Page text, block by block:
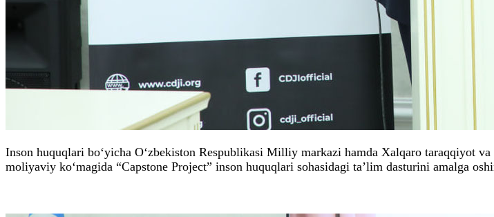
Inson huquqlari bo‘yicha O‘zbekiston Respublikasi Milliy markazi hamda Xalqaro taraqqiyot
moliyaviy ko‘magida “Capstone Project” inson huquqlari sohasidagi ta’lim dasturini amalga